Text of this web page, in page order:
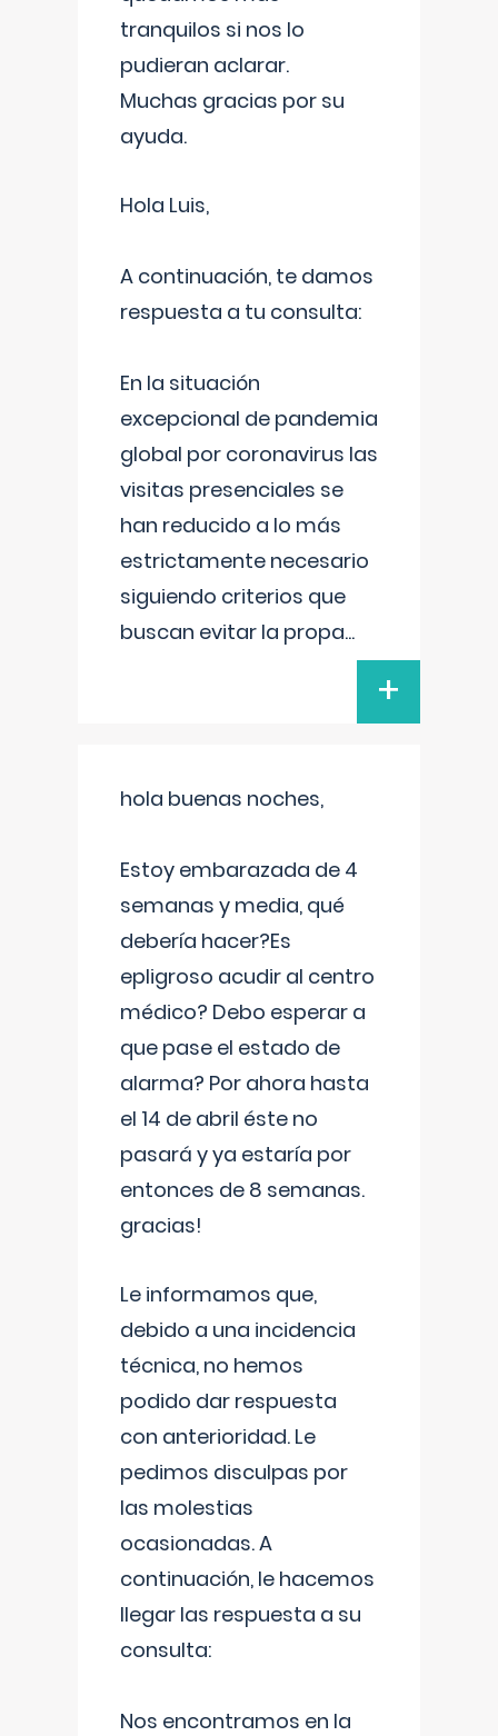
tranquilos si nos lo
pudieran aclarar.
Muchas gracias por su
ayuda.
Hola Luis,
A continuación, te damos
respuesta a tu consulta:
En la situación
excepcional de pandemia
global por coronavirus las
visitas presenciales se
han reducido a lo más
estrictamente necesario
siguiendo criterios que
buscan evitar la propa...
+
hola buenas noches,
Estoy embarazada de 4
semanas y media, qué
debería hacer?Es
epligroso acudir al centro
médico? Debo esperar a
que pase el estado de
alarma? Por ahora hasta
el 14 de abril éste no
pasará y ya estaría por
entonces de 8 semanas.
gracias!
Le informamos que,
debido a una incidencia
técnica, no hemos
podido dar respuesta
con anterioridad. Le
pedimos disculpas por
las molestias
ocasionadas. A
continuación, le hacemos
llegar las respuesta a su
consulta:
Nos encontramos en la